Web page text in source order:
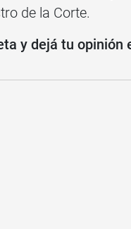
de la Corte.
y dejá tu opinión